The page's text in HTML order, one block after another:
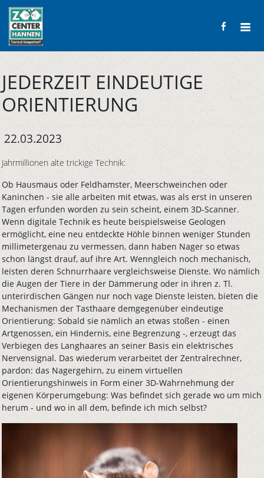
JEDERZEIT EINDEUTIGE
ORIENTIERUNG
22.03.2023
Jahrmillionen alte trickige Technik:
Ob Hausmaus oder Feldhamster, Meerschweinchen oder
Kaninchen - sie alle arbeiten mit etwas, was als erst in unseren
Tagen erfunden worden zu sein scheint, einem 3D-Scanner.
Wenn digitale Technik es heute beispielsweise Geologen
ermöglicht, eine neu entdeckte Höhle binnen weniger Stunden
millimetergenau zu vermessen, dann haben Nager so etwas
schon längst drauf, auf ihre Art. Wenngleich noch mechanisch,
leisten deren Schnurrhaare vergleichsweise Dienste. Wo nämlich
die Augen der Tiere in der Dämmerung oder in ihren z. Tl.
unterirdischen Gängen nur noch vage Dienste leisten, bieten die
Mechanismen der Tasthaare demgegenüber eindeutige
Orientierung: Sobald sie nämlich an etwas stoßen - einen
Artgenossen, ein Hindernis, eine Begrenzung -, erzeugt das
Verbiegen des Langhaares an seiner Basis ein elektrisches
Nervensignal. Das wiederum verarbeitet der Zentralrechner,
pardon: das Nagergehirn, zu einem virtuellen
Orientierungshinweis in Form einer 3D-Wahrnehmung der
eigenen Körperumgebung: Was befindet sich gerade wo um mich
herum - und wo in all dem, befinde ich mich selbst?